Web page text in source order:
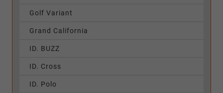
Golf Variant
Grand California
ID. BUZZ
ID. Cross
ID. Polo